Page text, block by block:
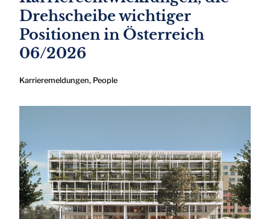
Drehscheibe wichtiger
Positionen in Österreich
06/2026
Karrieremeldungen, People